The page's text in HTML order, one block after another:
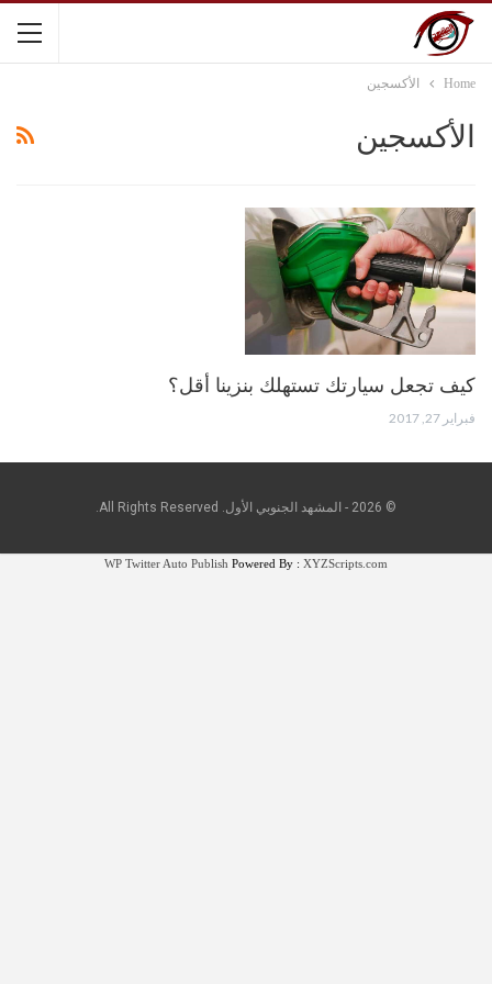
Home الأكسجين
الأكسجين
كيف تجعل سيارتك تستهلك بنزينا أقل؟
فبراير 27, 2017
© 2026 - المشهد الجنوبي الأول. All Rights Reserved.
WP Twitter Auto Publish Powered By : XYZScripts.com